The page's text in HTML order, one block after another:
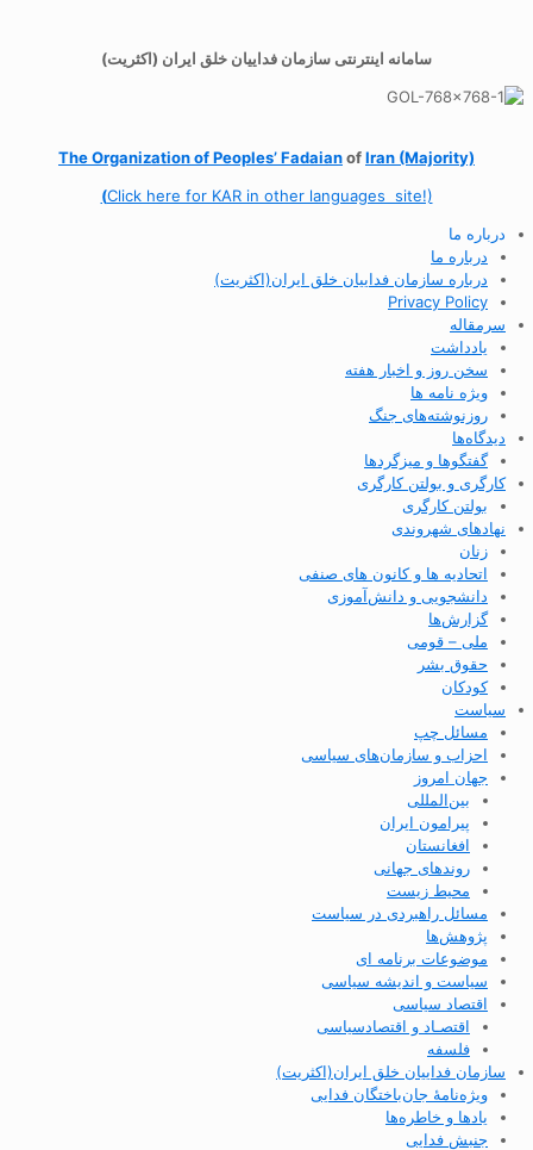
سامانه اینترنتی سازمان فداییان خلق ایران (اکثریت)
The Organization ofPeoples’ FadaianofIran (Majority)
(Click here for KAR in other languages site!)
درباره ما
درباره ما
درباره سازمان فداییان خلق ایران(اکثریت)
Privacy Policy
سرمقاله
یادداشت
سخن روز و اخبار هفته
ویژه نامه ها
روزنوشته‌های جنگ
دیدگاه‌ها
گفتگوها و میزگردها
کارگری و بولتن کارگری
بولتن کارگری
نهادهای شهروندی
زنان
اتحادیه ها و کانون های صنفی
دانشجویی و دانش‌آموزی
گزارش‌ها
ملی – قومی
حقوق بشر
کودکان
سیاست
مسائل چپ
احزاب و سازمان‌های سیاسی
جهان امروز
بین‌المللی
پیرامون ایران
افغانستان
روندهای جهانی
محیط زیست
مسائل راهبردی در سیاست
پژوهش‌ها
موضوعات برنامه ای
سیاست و اندیشه سیاسی
اقتصاد سیاسی
اقتصـاد و اقتصاد‌سیاسی
فلسفه
سازمان فداییان خلق ایران(اکثریت)
ویژه‌نامهٔ جان‌باختگان فدایی
یادها و خاطره‌ها
جنبش فدایی